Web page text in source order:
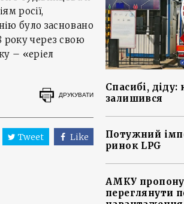
росії,
було засновано
через свою
– «еріел
ДРУКУВАТИ
Tweet Like
Спасибі,
залишився
Потужний
ринок LPG
АМКУ
переглянути